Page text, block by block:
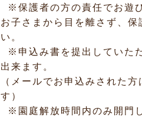
※保護者の方の責任でお遊
お子さまから目を離さず、
い。
※申込み書を提出していた
出来ます。
（メールでお申込みされた
す）
※園庭解放時間内のみ開門